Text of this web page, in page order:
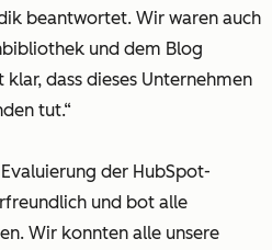
beantwortet. Wir waren auch
und dem Blog
dass dieses Unternehmen
tut.“
der HubSpot-
und bot alle
Wir konnten alle unsere